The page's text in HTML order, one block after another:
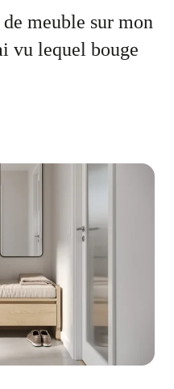
meuble sur mon
vu lequel bouge